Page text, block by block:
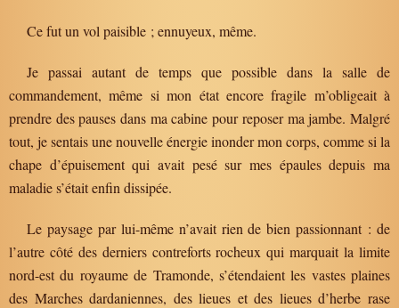
Ce fut un vol paisible ; ennuyeux, même.
Je passai autant de temps que possible dans la salle de
commandement, même si mon état encore fragile m’obligeait à
prendre des pauses dans ma cabine pour reposer ma jambe. Malgré
tout, je sentais une nouvelle énergie inonder mon corps, comme si la
chape d’épuisement qui avait pesé sur mes épaules depuis ma
maladie s’était enfin dissipée.
Le paysage par lui-même n’avait rien de bien passionnant : de
l’autre côté des derniers contreforts rocheux qui marquait la limite
nord-est du royaume de Tramonde, s’étendaient les vastes plaines
des Marches dardaniennes, des lieues et des lieues d’herbe rase